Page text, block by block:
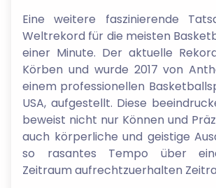
Eine weitere faszinierende
Weltrekord für die meisten
einer Minute. Der aktuelle
Körben und wurde 2017 von
einem professionellen
USA, aufgestellt. Diese
beweist nicht nur Können und
auch körperliche und geistige
so rasantes Tempo über
Zeitraum aufrechtzuerhalten